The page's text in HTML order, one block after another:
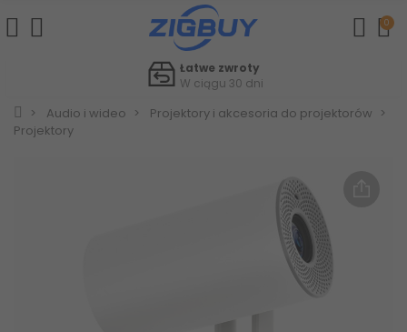
0
Łatwe zwroty
W ciągu 30 dni
Audio i wideo
Projektory i akcesoria do projektorów
Projektory